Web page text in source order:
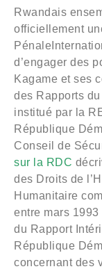
Rwandais
officiellement
d’engager des
Kagame et ses
des Rapports
institué par la
République
Conseil de
sur la RDC
des Droits de
Humanitaire
entre mars
du Rapport
République
concernant des